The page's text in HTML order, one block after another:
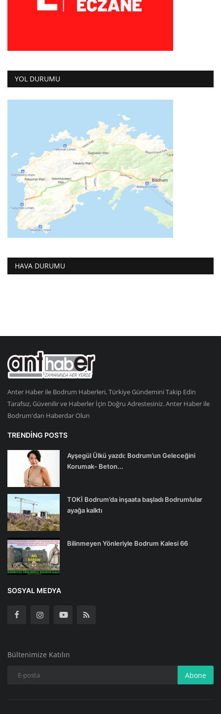
YOL DURUMU
HAVA DURUMU
Anter Haber ile Bodrum Haberleri, Türkiye Gündemini Takip Edin
Tarafsız, Güvenilir ve Haberler İçin Doğru Adrestesiniz. Anter Haber ile
Bodrum'dan Haberdar Olun
TRENDING POSTS
Ayşegül Ülkü yazdı: Bodrum’un Geleceğini
Korumak- Beton...
TOKİ Bodrum’da inşaata başladı Bodrumlular
ayağa kalktı
Bilinmeyen Yönleriyle Bodrum Kalesi 66
SOSYAL MEDYA
Bültenimize Katılın
Abone